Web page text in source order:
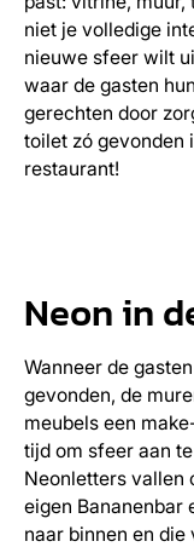
niet je volledige
nieuwe sfeer wilt
waar de gasten
gerechten door
toilet zó gevonden
restaurant!
Neon in
Wanneer de
gevonden, de
meubels een
tijd om sfeer aan
Neonletters vallen
eigen Bananenbar
naar binnen en